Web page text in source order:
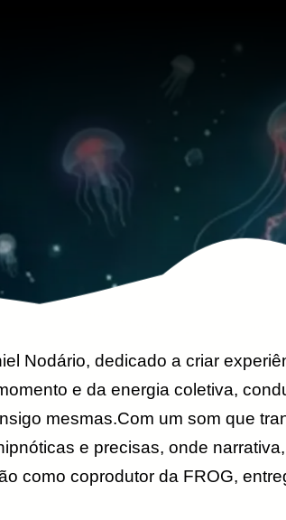
Nodário, dedicado a criar
e da energia coletiva,
mesmas.Com um som que
e precisas, onde
como coprodutor da FROG,